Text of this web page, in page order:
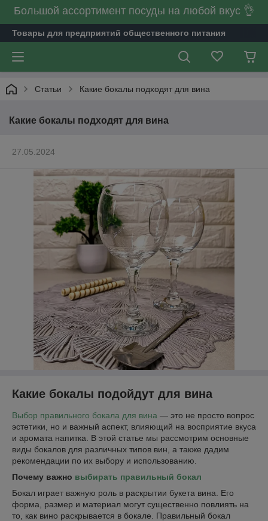
Большой ассортимент посуды на любой вкус 👌
Товары для предприятий общественного питания
Статьи Какие бокалы подходят для вина
Какие бокалы подходят для вина
27.05.2024
Какие бокалы подойдут для вина
Выбор правильного бокала для вина — это не просто вопрос
эстетики, но и важный аспект, влияющий на восприятие вкуса
и аромата напитка. В этой статье мы рассмотрим основные
виды бокалов для различных типов вин, а также дадим
рекомендации по их выбору и использованию.
Почему важно выбирать правильный бокал
Бокал играет важную роль в раскрытии букета вина. Его
форма, размер и материал могут существенно повлиять на
то, как вино раскрывается в бокале. Правильный бокал